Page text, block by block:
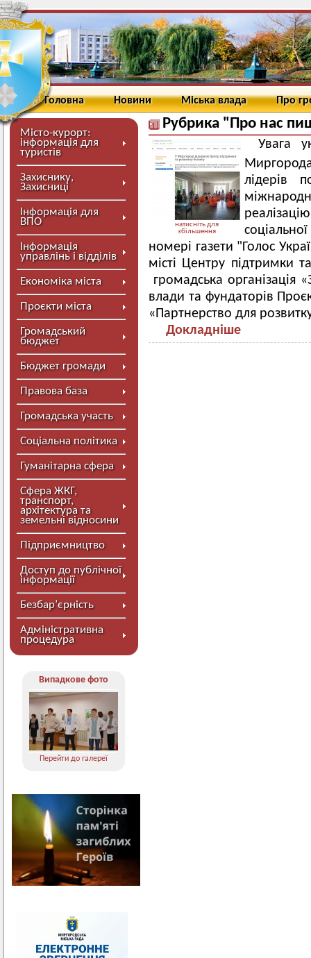
Головна Новини Міська влада Про
Місто-курорт:
інформація для
туристів
Захиснику,
Захисниці
Інформація для
ВПО
Інформація
управлінь і відділів
Економіка міста
Проєкти міста
Громадський
бюджет
Бюджет громади
Правова база
Громадська участь
Соціальна політика
Гуманітарна сфера
Сфера ЖКГ,
транспорт,
архітектура та
земельні відносини
Підприємництво
Доступ до публічної
інформації
Безбар’єрність
Адміністративна
процедура
Випадкове фото
Перейти до галереї
Рубрика "Про нас
натисніть для
збільшення
Увага
лідерів
номері газети "Голос
місті Центру підтримки
громадська організація
влади та фундаторів
«Партнерство для
Докладніше